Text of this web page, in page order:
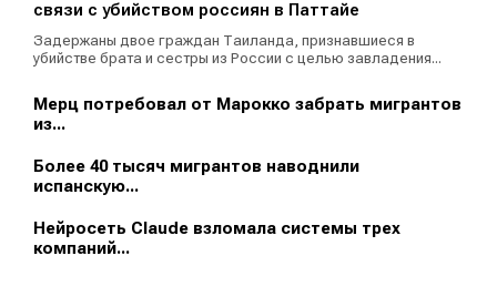
связи с убийством россиян в Паттайе
Задержаны двое граждан Таиланда, признавшиеся в
убийстве брата и сестры из России с целью завладения...
Мерц потребовал от Марокко забрать мигрантов
из...
Более 40 тысяч мигрантов наводнили
испанскую...
Нейросеть Claude взломала системы трех
компаний...